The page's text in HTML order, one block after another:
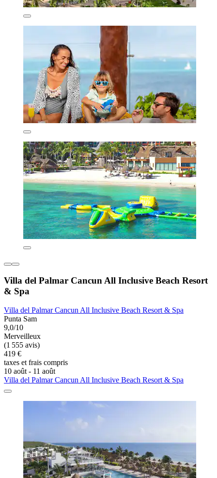
Villa del Palmar Cancun All Inclusive Beach Resort
& Spa
Villa del Palmar Cancun All Inclusive Beach Resort & Spa
Punta Sam
9,0/10
Merveilleux
(1 555 avis)
419 €
taxes et frais compris
10 août - 11 août
Villa del Palmar Cancun All Inclusive Beach Resort & Spa